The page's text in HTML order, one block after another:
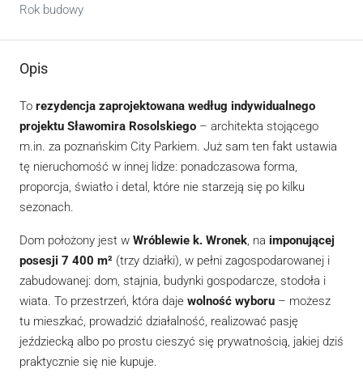
Rok budowy
Opis
To rezydencja zaprojektowana według indywidualnego
projektu Sławomira Rosolskiego – architekta stojącego
m.in. za poznańskim City Parkiem. Już sam ten fakt ustawia
tę nieruchomość w innej lidze: ponadczasowa forma,
proporcja, światło i detal, które nie starzeją się po kilku
sezonach.
Dom położony jest w Wróblewie k. Wronek, na imponującej
posesji 7 400 m² (trzy działki), w pełni zagospodarowanej i
zabudowanej: dom, stajnia, budynki gospodarcze, stodoła i
wiata. To przestrzeń, która daje wolność wyboru – możesz
tu mieszkać, prowadzić działalność, realizować pasję
jeździecką albo po prostu cieszyć się prywatnością, jakiej dziś
praktycznie się nie kupuje.